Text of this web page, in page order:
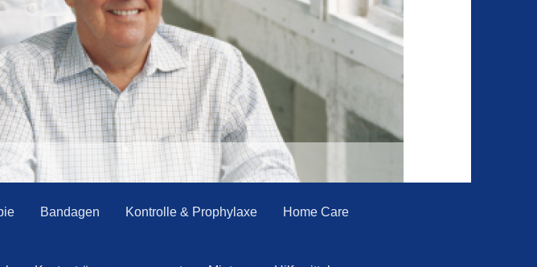
Bandagen Kontrolle & Prophylaxe Home Care